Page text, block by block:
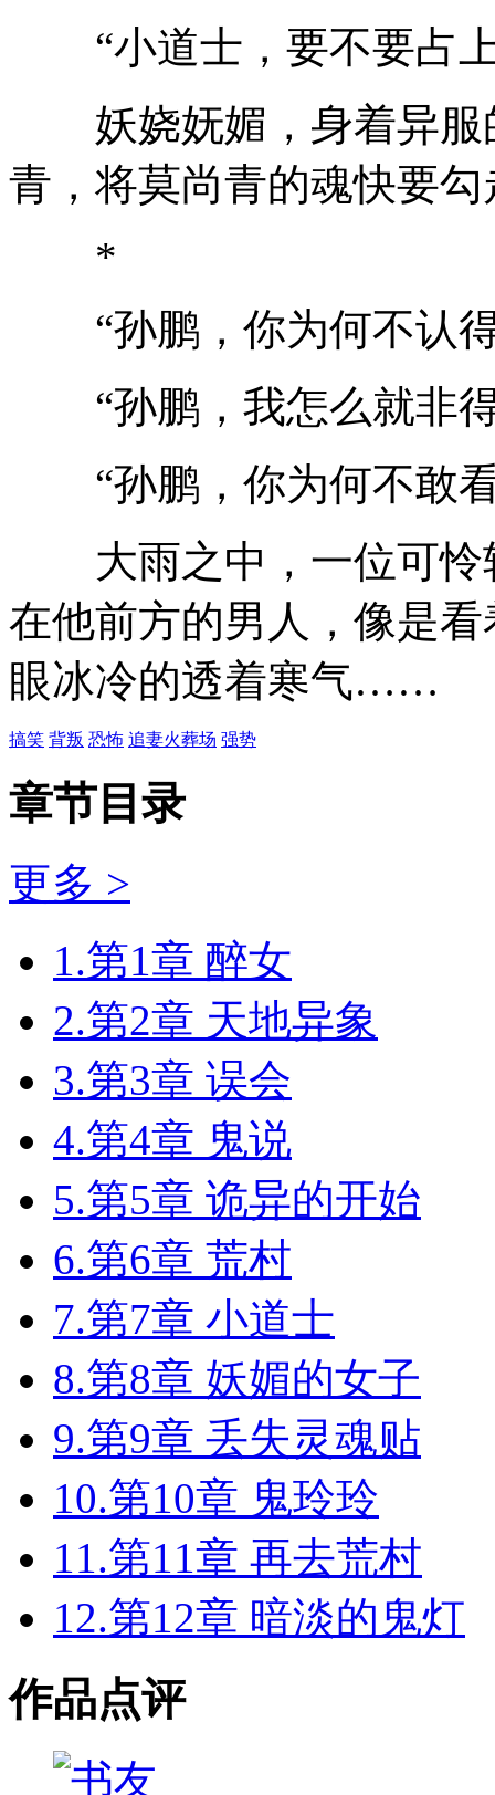
“小道士，要不要占上
妖娆妩媚，身着异服
青，将莫尚青的魂快要勾
*
“孙鹏，你为何不认
“孙鹏，我怎么就非得
“孙鹏，你为何不敢
大雨之中，一位可怜
在他前方的男人，像是
眼冰冷的透着寒气……
搞笑 背叛 恐怖 追妻火葬场 强势
章节目录
更多 >
1.第1章 醉女
2.第2章 天地异象
3.第3章 误会
4.第4章 鬼说
5.第5章 诡异的开始
6.第6章 荒村
7.第7章 小道士
8.第8章 妖媚的女子
9.第9章 丢失灵魂贴
10.第10章 鬼玲玲
11.第11章 再去荒村
12.第12章 暗淡的鬼灯
作品点评